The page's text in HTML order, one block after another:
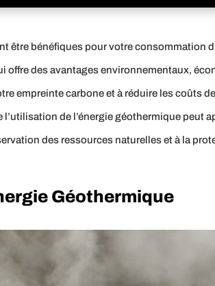
être bénéfiques pour votre consommation
offre des avantages environnementaux,
empreinte carbone et à réduire les coûts
de l’énergie géothermique peut
des ressources naturelles et à la
Géothermique